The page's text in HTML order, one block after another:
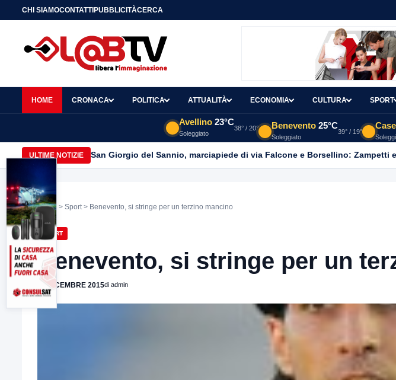
CHI SIAMOCONTATTIPUBBLICITÀCERCA
HOME CRONACA POLITICA ATTUALITÀ ECONOMIA CULTURA SPORT
Avellino 23°C
Soleggiato
38° / 20° Benevento 25°C
Soleggiato
39° / 19°
ULTIME NOTIZIE San Giorgio del Sannio, marciapiede di via Falcone e Borsellino: Zampetti
Home > Sport> Benevento, si stringe per un terzino mancino
SPORT
Benevento, si stringe per un
28 DICEMBRE 2015di admin